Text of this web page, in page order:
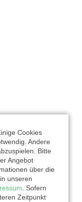
Cookies
Andere
Bitte
Angebot
über die
unseren
. Sofern
Zeitpunkt